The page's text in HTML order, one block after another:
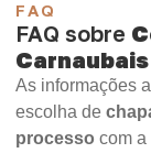
FAQ
FAQ sobre
Carnaubais
As informações
escolha de
processo com a